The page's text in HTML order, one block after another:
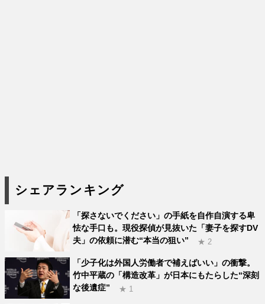
シェアランキング
「探さないでください」の手紙を自作自演する卑
怯な手口も。現役探偵が見抜いた「妻子を探すDV
夫」の依頼に潜む“本当の狙い”
★ 2
「少子化は外国人労働者で補えばいい」の衝撃。
竹中平蔵の「構造改革」が日本にもたらした“深刻
な後遺症”
★ 1